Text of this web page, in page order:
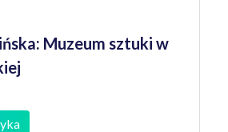
Muzeum sztuki w